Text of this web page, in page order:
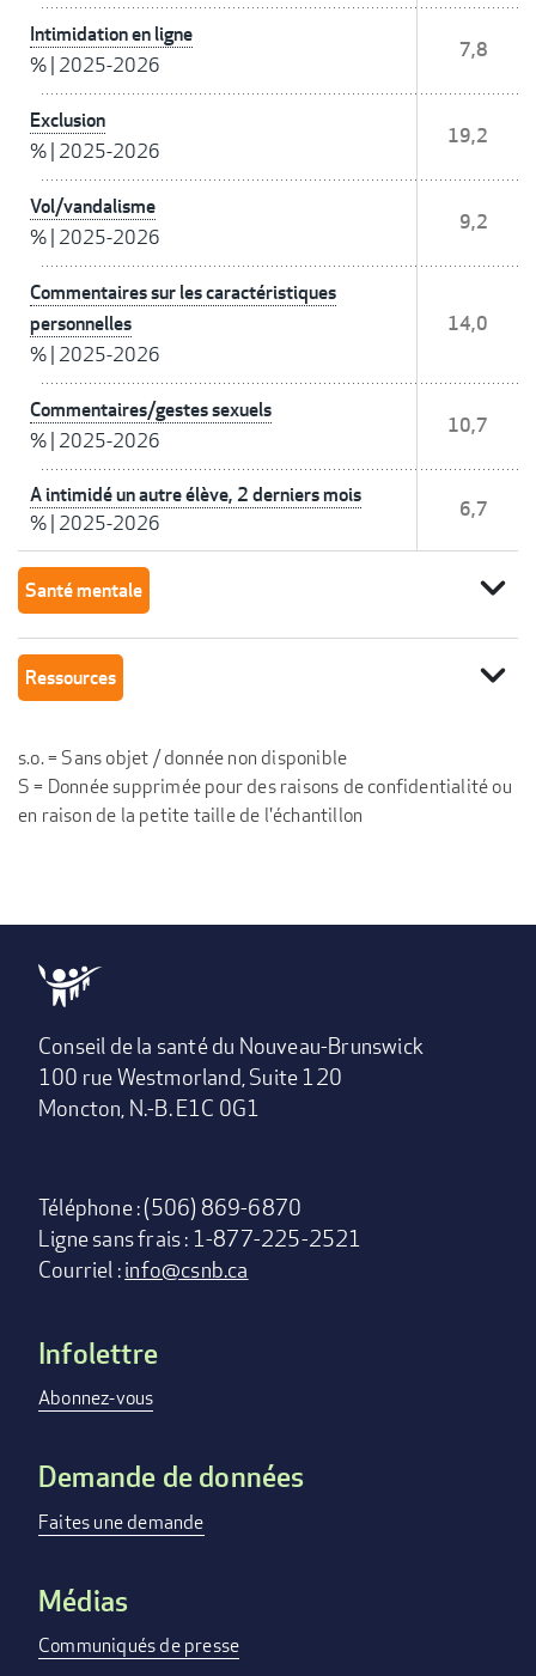
Intimidation en ligne
% 2025-2026
7,8
Exclusion
% 2025-2026
19,2
Vol/vandalisme
% 2025-2026
9,2
Commentaires sur les caractéristiques
personnelles
% 2025-2026
14,0
Commentaires/gestes sexuels
% 2025-2026
10,7
A intimidé un autre élève, 2 derniers mois
% 2025-2026
6,7
Santé mentale expand_more
Ressources expand_more
s.o. = Sans objet / donnée non disponible
S = Donnée supprimée pour des raisons de confidentialité ou
en raison de la petite taille de l'échantillon
Conseil de la santé du Nouveau-Brunswick
100 rue Westmorland, Suite 120
Moncton, N.-B. E1C 0G1
Téléphone : (506) 869-6870
Ligne sans frais : 1-877-225-2521
Courriel :info@csnb.ca
Footer
menu
Infolettre
Abonnez-vous
Demande de données
Faites une demande
Médias
Communiqués de presse